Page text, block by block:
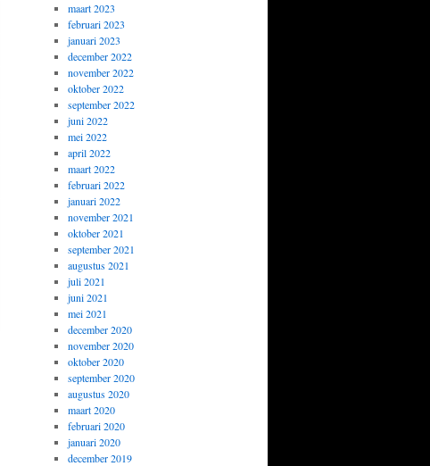
maart 2023
februari 2023
januari 2023
december 2022
november 2022
oktober 2022
september 2022
juni 2022
mei 2022
april 2022
maart 2022
februari 2022
januari 2022
november 2021
oktober 2021
september 2021
augustus 2021
juli 2021
juni 2021
mei 2021
december 2020
november 2020
oktober 2020
september 2020
augustus 2020
maart 2020
februari 2020
januari 2020
december 2019